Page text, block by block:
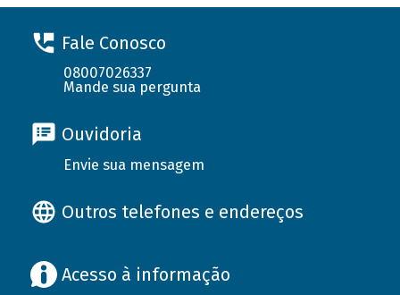
Fale Conosco
08007026337
Mande sua pergunta
Ouvidoria
Envie sua mensagem
Outros telefones e endereços
Acesso à informação